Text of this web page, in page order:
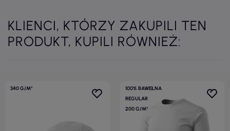
KLIENCI, KTÓRZY ZAKUPILI TEN
PRODUKT, KUPILI RÓWNIEŻ:
340 G/M²
100% BAWEŁNA
REGULAR
200 G/M²